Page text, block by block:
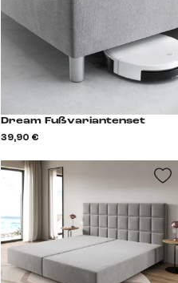
Dream Fußvariantenset
39,90 €